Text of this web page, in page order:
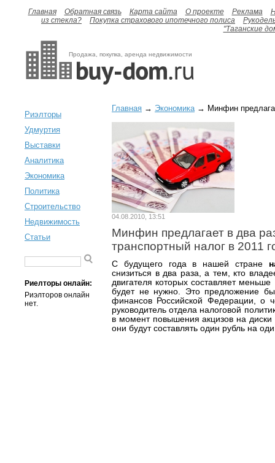
Главная Обратная связь Карта сайта О проекте Реклама
из стекла?
Покупка страхового ипотечного полиса
"Таганские
Продажа, покупка, аренда недвижимости
Риэлторы
Удмуртия
Выставки
Аналитика
Экономика
Политика
Строительство
Недвижимость
Статьи
Риелторы онлайн:
Риэлторов онлайн
нет.
Главная → Экономика→ Минфин
04.08.2010, 13:51
Минфин предлагает в два
транспортный налог в 2011
С будущего года в нашей стране
снизиться в два раза, а тем, кто
двигателя которых составляет
будет не нужно. Это предложение
финансов Российской Федерации, о
руководитель отдела налоговой
в момент повышения акцизов на
они будут составлять один рубль на